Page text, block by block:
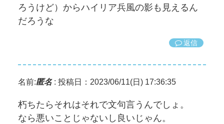
ろうけど）からハイリア兵風の影も見えるん
だろうな
返信
名前:匿名: 投稿日：2023/06/11(日) 17:36:35
朽ちたらそれはそれで文句言うんでしょ。
なら悪いことじゃないし良いじゃん。